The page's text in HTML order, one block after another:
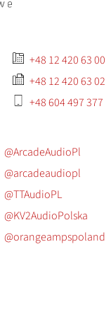
+48 12 420 63 00
+48 12 420 63 02
+48 604 497 377
@ArcadeAudioPl
@arcadeaudiopl
@TTAudioPL
@KV2AudioPolska
@orangeampspoland